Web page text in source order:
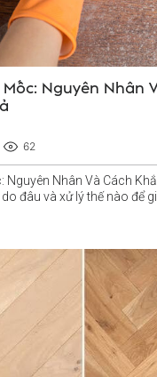
Mốc: Nguyên Nhân
62
Nguyên Nhân Và Cách
đâu và xử lý thế nào để